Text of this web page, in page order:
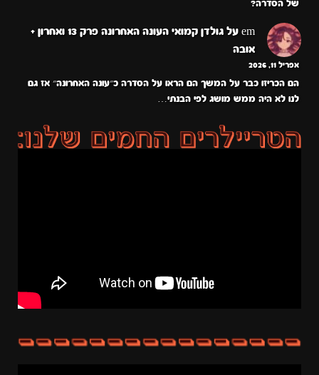
של הסדרה?
em על
גולדן קמואי העונה האחרונה פרק 13 ואחרון +
אובה
אפריל 11, 2026
הם הכריזו כבר על המשך הם הראו על הסדרה כ״עונה האחרונה״ אז גם
לנו לא היה ממש מושג לפי הבנתי…